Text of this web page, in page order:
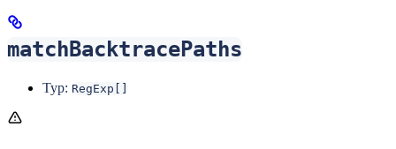
matchBacktracePaths
Typ: RegExp[]